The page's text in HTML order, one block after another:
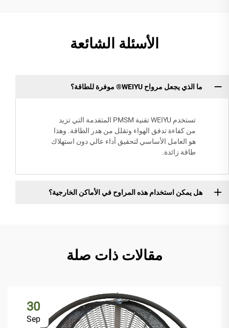
الأسئلة الشائعة
ما الذي يجعل مرواح WEIYU® موفرة للطاقة؟
تستخدم WEIYU تقنية PMSM المتقدمة التي تزيد
من كفاءة تدفق الهواء وتقلل من هدر الطاقة. وهذا
هو العامل الأساسي لتحقيق أداء عالي دون استهلاك
طاقة زائدة.
هل يمكن استخدام هذه المراوح في الأماكن الخارجية؟
مقالات ذات صلة
30
Sep